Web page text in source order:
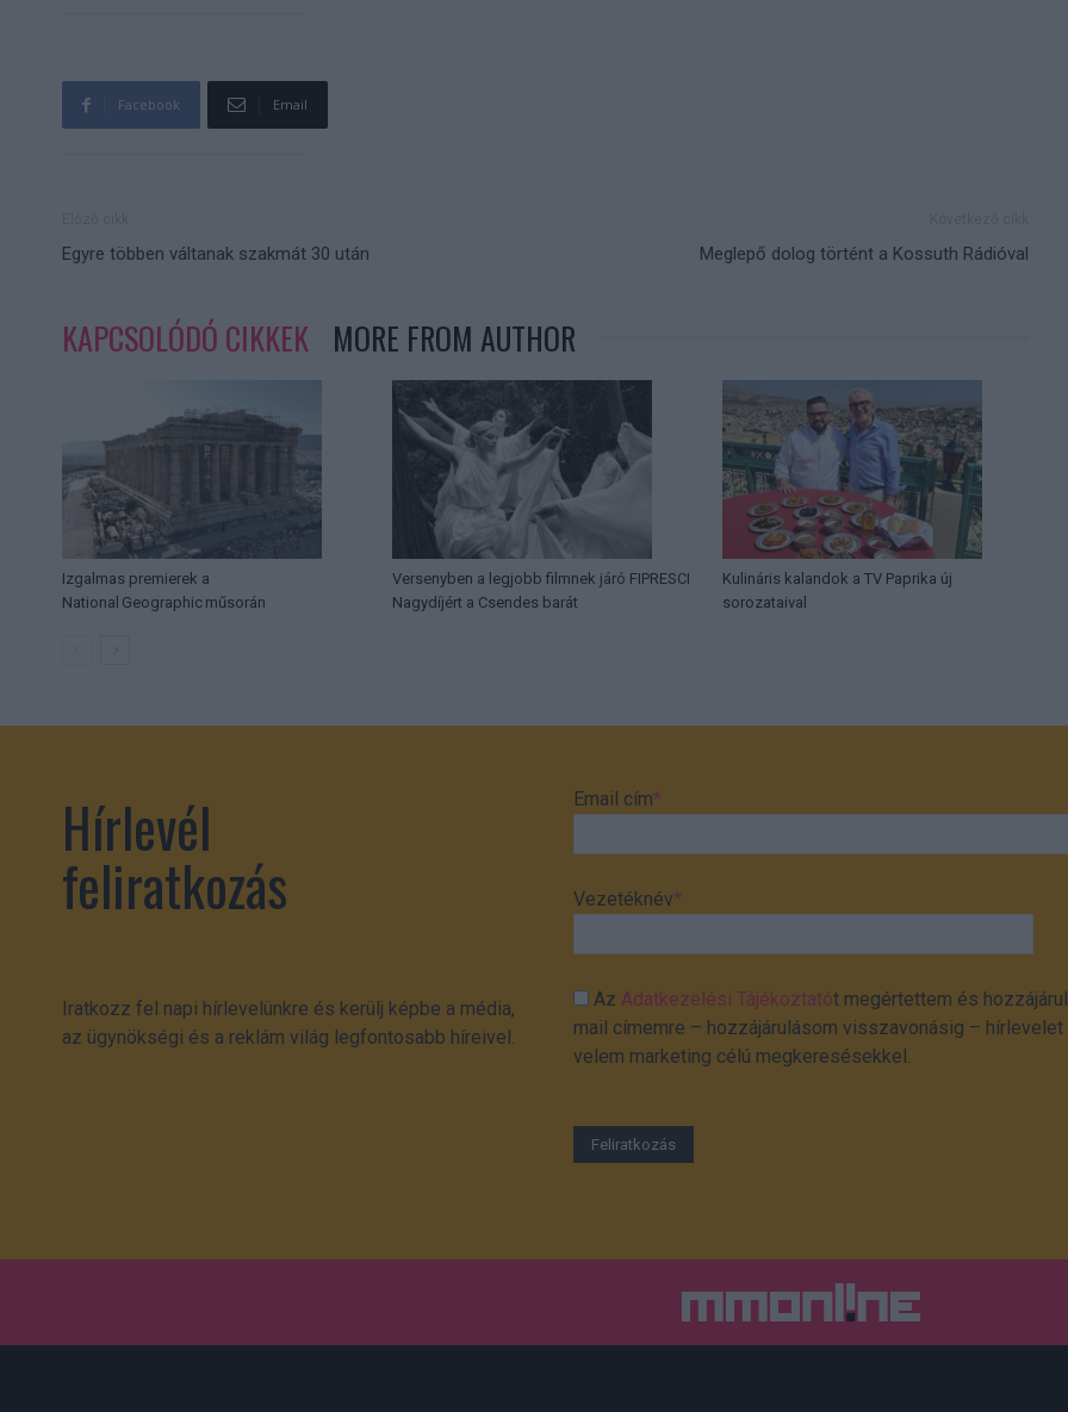
Facebook Email
Egyre többen váltanak szakmát 30 után Meglepő dolog történt a Kossuth Rádióval
KAPCSOLÓDÓ CIKKEK MORE FROM AUTHOR
Izgalmas premierek a
National Geographic műsorán
Versenyben a legjobb filmnek járó FIPRESCI
Nagydíjért a Csendes barát
Kulináris kalandok a TV Paprika új
sorozataival
Hírlevél
feliratkozás
Iratkozz fel napi hírlevelünkre és kerülj képbe a média,
az ügynökségi és a reklám világ legfontosabb híreivel.
Email cím*
Vezetéknév*
AzAdatkezelési Tájékoztatót megértettem és
mail címemre – hozzájárulásom visszavonásig –
velem marketing célú megkeresésekkel.